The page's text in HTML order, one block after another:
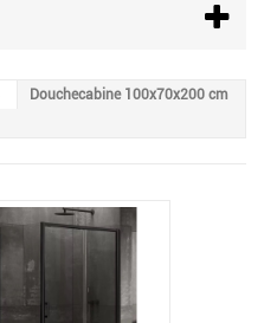
Douchecabine 100x70x200 cm